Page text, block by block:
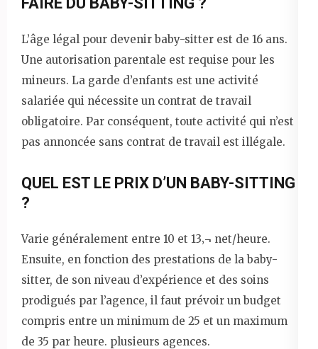
L’âge légal pour devenir baby-sitter est de 16 ans.
Une autorisation parentale est requise pour les
mineurs. La garde d’enfants est une activité
salariée qui nécessite un contrat de travail
obligatoire. Par conséquent, toute activité qui n’est
pas annoncée sans contrat de travail est illégale.
QUEL EST LE PRIX D’UN BABY-SITTING
?
Varie généralement entre 10 et 13‚¬ net/heure.
Ensuite, en fonction des prestations de la baby-
sitter, de son niveau d’expérience et des soins
prodigués par l’agence, il faut prévoir un budget
compris entre un minimum de 25 et un maximum
de 35 par heure. plusieurs agences.